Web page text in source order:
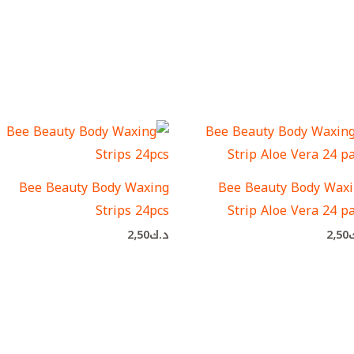
Bee Beauty Body
Strip Aloe Vera 24
2٫50
Bee Beauty Body Waxing
Strips 24pcs
د.ك2٫50